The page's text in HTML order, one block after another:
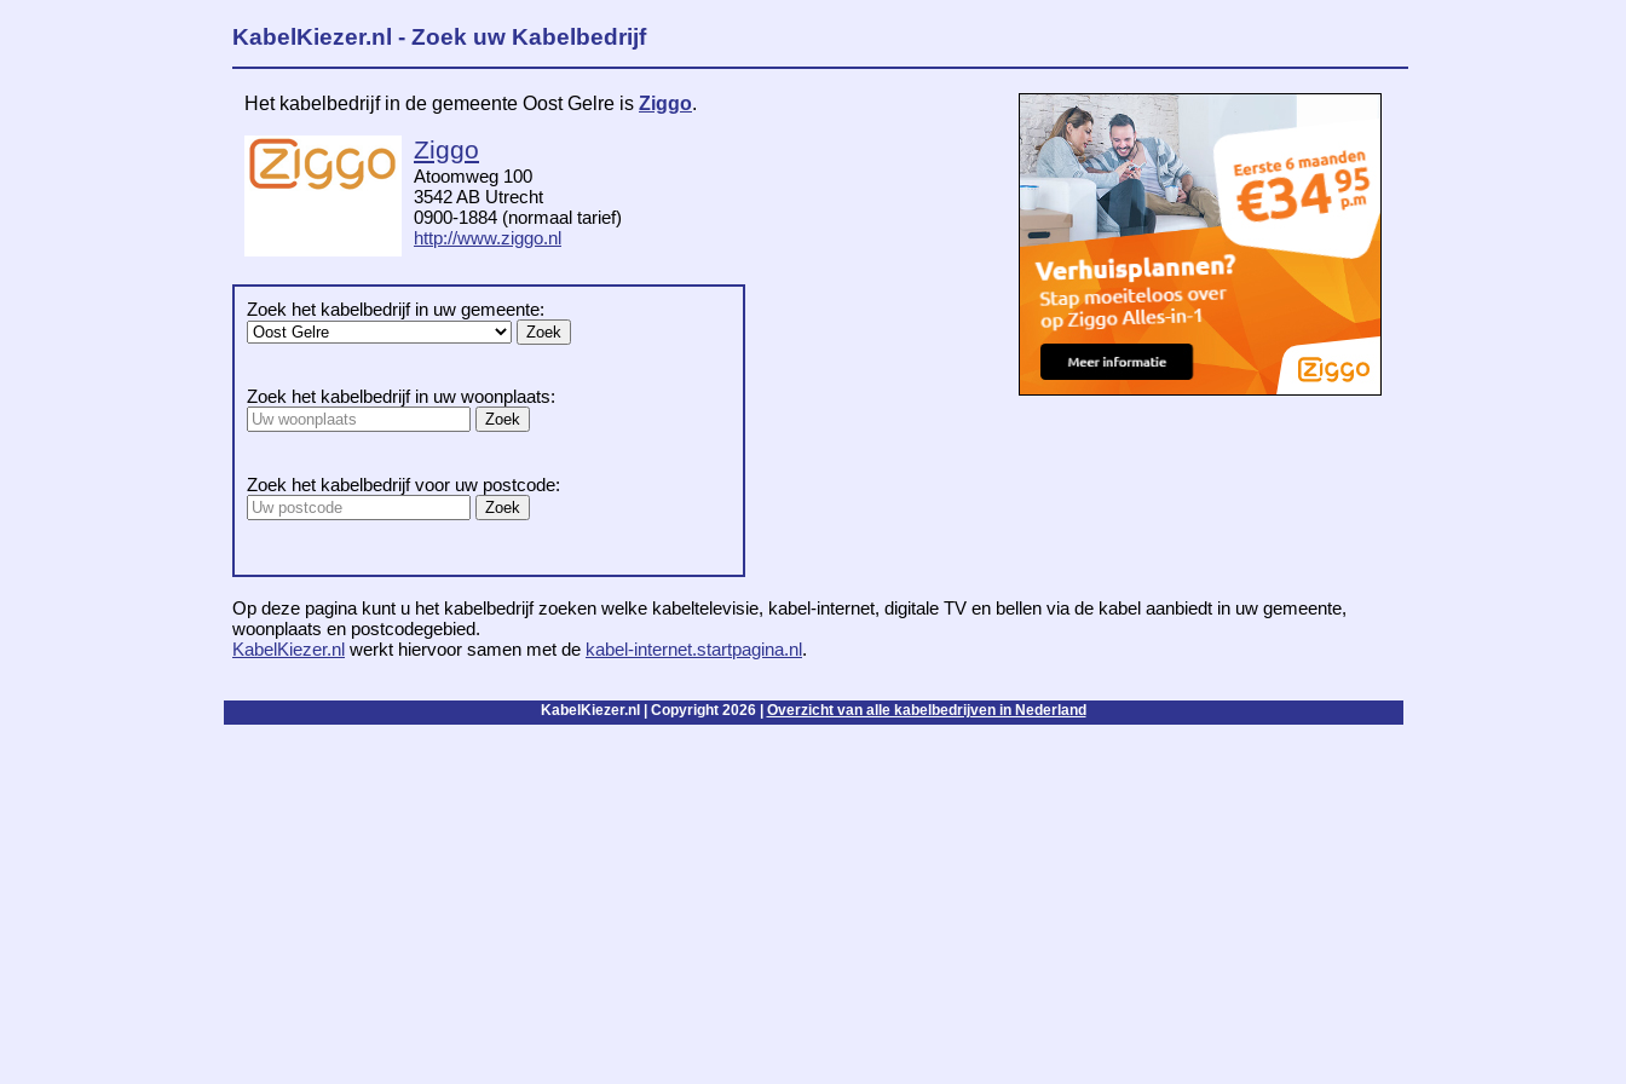
KabelKiezer.nl - Zoek uw Kabelbedrijf
Het kabelbedrijf in de gemeente Oost Gelre is Ziggo.
Ziggo
Atoomweg 100
3542 AB Utrecht
0900-1884 (normaal tarief)
http://www.ziggo.nl
Zoek het kabelbedrijf in uw gemeente:
Zoek het kabelbedrijf in uw woonplaats:
Zoek het kabelbedrijf voor uw postcode:
Op deze pagina kunt u het kabelbedrijf zoeken welke kabeltelevisie, kabel-internet, digitale TV en bellen via de kabel aanbiedt in uw gemeente,
woonplaats en postcodegebied.
KabelKiezer.nl werkt hiervoor samen met de kabel-internet.startpagina.nl.
KabelKiezer.nl | Copyright 2026 | Overzicht van alle kabelbedrijven in Nederland